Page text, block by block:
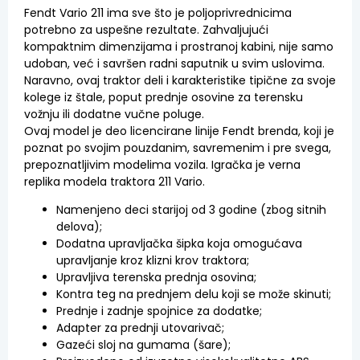
Fendt Vario 211 ima sve što je poljoprivrednicima
potrebno za uspešne rezultate. Zahvaljujući
kompaktnim dimenzijama i prostranoj kabini, nije samo
udoban, već i savršen radni saputnik u svim uslovima.
Naravno, ovaj traktor deli i karakteristike tipične za svoje
kolege iz štale, poput prednje osovine za terensku
vožnju ili dodatne vučne poluge.
Ovaj model je deo licencirane linije Fendt brenda, koji je
poznat po svojim pouzdanim, savremenim i pre svega,
prepoznatljivim modelima vozila. Igračka je verna
replika modela traktora 211 Vario.
Namenjeno deci starijoj od 3 godine (zbog sitnih
delova);
Dodatna upravljačka šipka koja omogućava
upravljanje kroz klizni krov traktora;
Upravljiva terenska prednja osovina;
Kontra teg na prednjem delu koji se može skinuti;
Prednje i zadnje spojnice za dodatke;
Adapter za prednji utovarivač;
Gazeći sloj na gumama (šare);